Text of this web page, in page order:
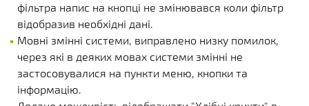
фільтра напис на кнопці не змінювався коли фільтр
відобразив необхідні дані.
Мовні змінні системи, виправлено низку помилок,
через які в деяких мовах системи змінні не
застосовувалися на пункти меню, кнопки та
інформацію.